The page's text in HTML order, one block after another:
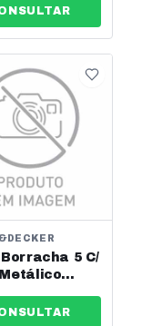
Yqk-300
Ref: 06185
Borracha 5 C/